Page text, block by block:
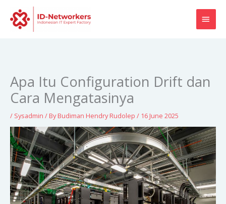
content
Apa Itu Configuration Drift dan
Cara Mengatasinya
/ Sysadmin / ByBudiman Hendry Rudolep / 16 June 2025